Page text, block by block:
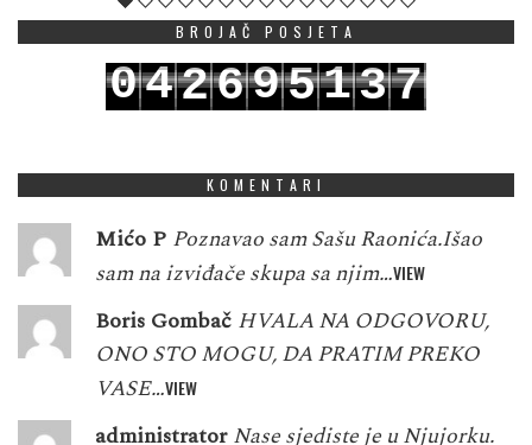
BROJAČ POSJETA
042695137
KOMENTARI
Mićo P Poznavao sam Sašu Raonića.Išao
sam na izviđače skupa sa njim…VIEW
Boris Gombač HVALA NA ODGOVORU,
ONO STO MOGU, DA PRATIM PREKO
VASE…VIEW
administrator Nase sjediste je u Njujorku.